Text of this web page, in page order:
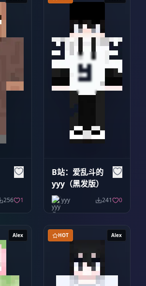
256 1
B站：爱乱斗的
yyy（黑发版）
yyy 241 0
Alex Alex
HOT